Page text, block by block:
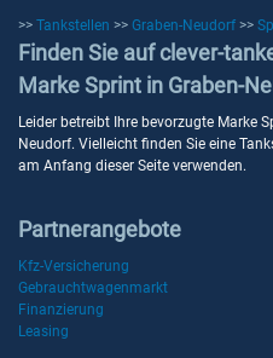
>> Tankstellen >> Graben-Neudorf >>
Finden Sie auf clever-
Marke Sprint in Graben-
Leider betreibt Ihre bevorzugte Marke
Neudorf. Vielleicht finden Sie eine
am Anfang dieser Seite verwenden.
Partnerangebote
Kfz-Versicherung
Gebrauchtwagenmarkt
Finanzierung
Leasing